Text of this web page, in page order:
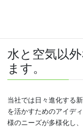
水と空気以
ます。
当社では日々進化する
を活かすためのアイデ
様のニーズが多様化し